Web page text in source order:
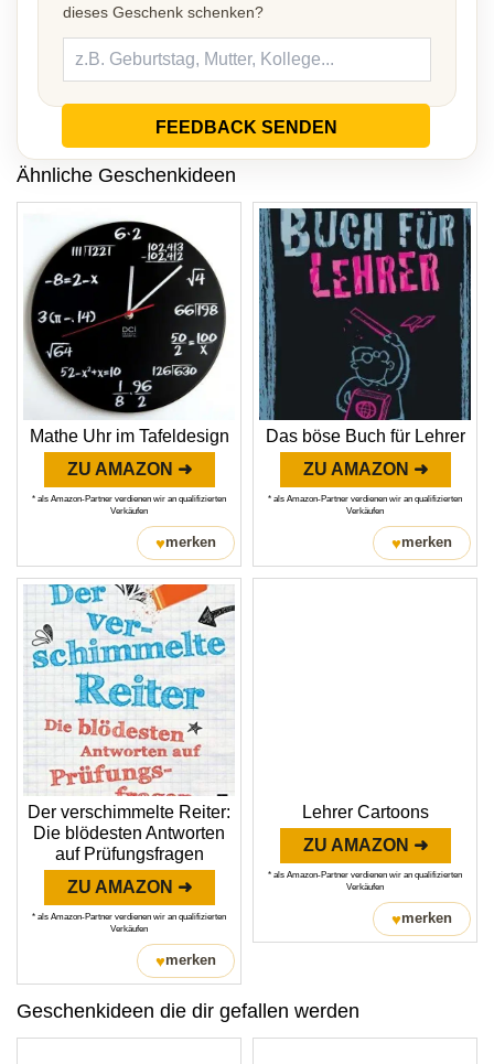
dieses Geschenk schenken?
FEEDBACK SENDEN
Ähnliche Geschenkideen
Mathe Uhr im Tafeldesign
ZU AMAZON ➜
* als Amazon-Partner verdienen wir an qualifizierten
Verkäufen
♥merken
Das böse Buch für Lehrer
ZU AMAZON ➜
* als Amazon-Partner verdienen wir an qualifizierten
Verkäufen
♥merken
Der verschimmelte Reiter:
Die blödesten Antworten
auf Prüfungsfragen
ZU AMAZON ➜
* als Amazon-Partner verdienen wir an qualifizierten
Verkäufen
♥merken
Lehrer Cartoons
ZU AMAZON ➜
* als Amazon-Partner verdienen wir an qualifizierten
Verkäufen
♥merken
Geschenkideen die dir gefallen werden